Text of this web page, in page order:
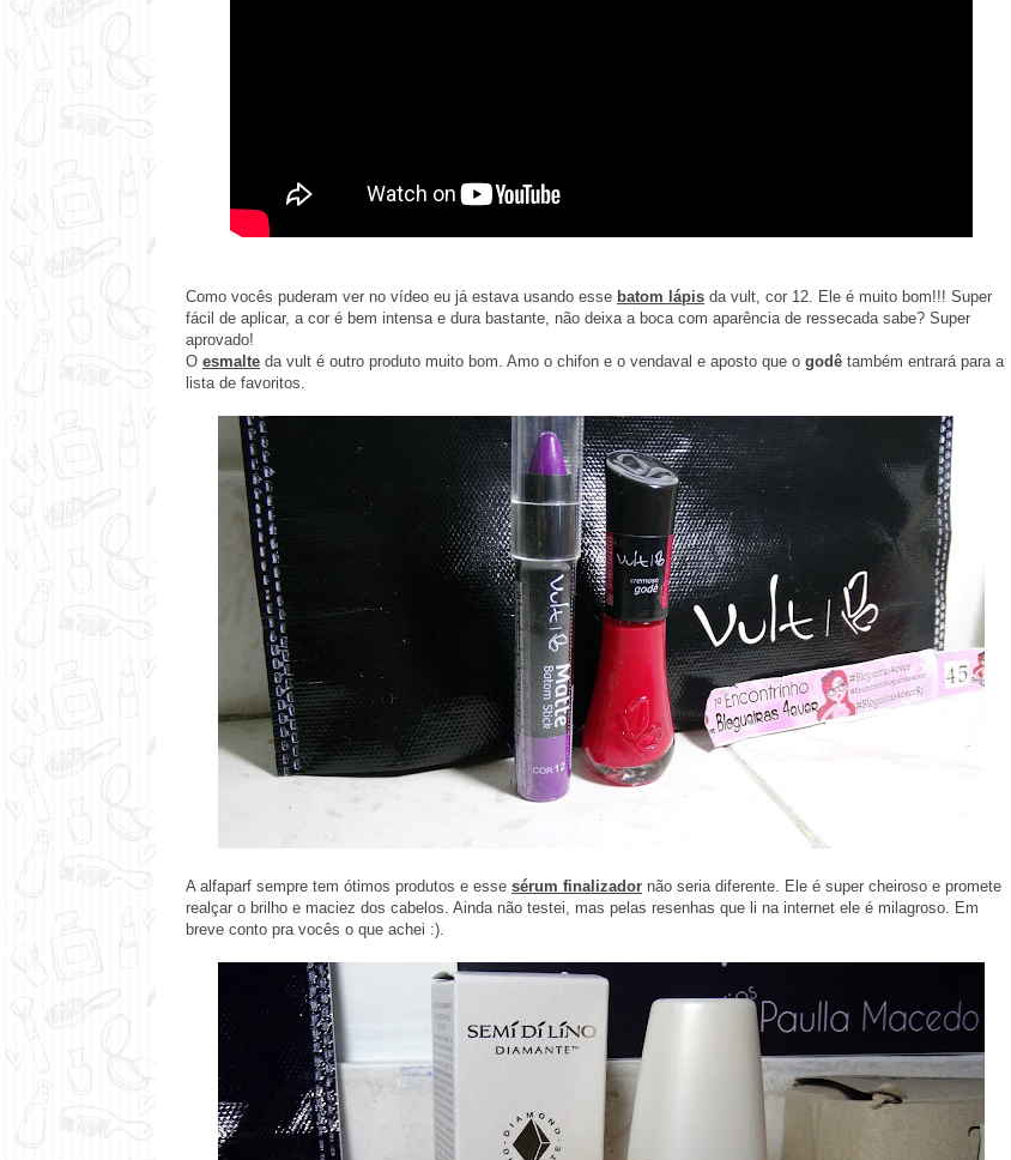
Como vocês puderam ver no vídeo eu já estava usando esse batom lápis da vult, cor 12. Ele é muito bom!!! Super
fácil de aplicar, a cor é bem intensa e dura bastante, não deixa a boca com aparência de ressecada sabe? Super
aprovado!
O esmalte da vult é outro produto muito bom. Amo o chifon e o vendaval e aposto que o godê também entrará para a
lista de favoritos.
A alfaparf sempre tem ótimos produtos e esse sérum finalizador não seria diferente. Ele é super cheiroso e promete
realçar o brilho e maciez dos cabelos. Ainda não testei, mas pelas resenhas que li na internet ele é milagroso. Em
breve conto pra vocês o que achei :).